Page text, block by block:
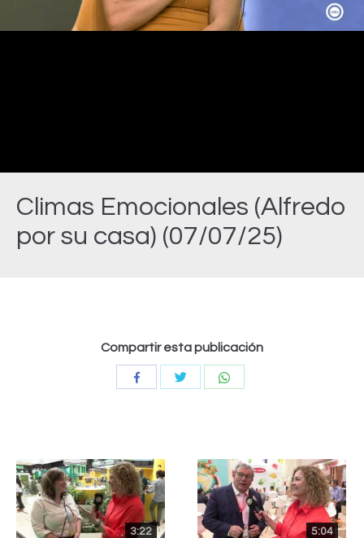
Climas Emocionales (Alfredo
por su casa) (07/07/25)
Video
Compartir esta publicación
CompartirCompartir
3:22 5:04